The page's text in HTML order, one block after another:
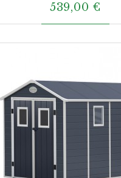
539,00 €